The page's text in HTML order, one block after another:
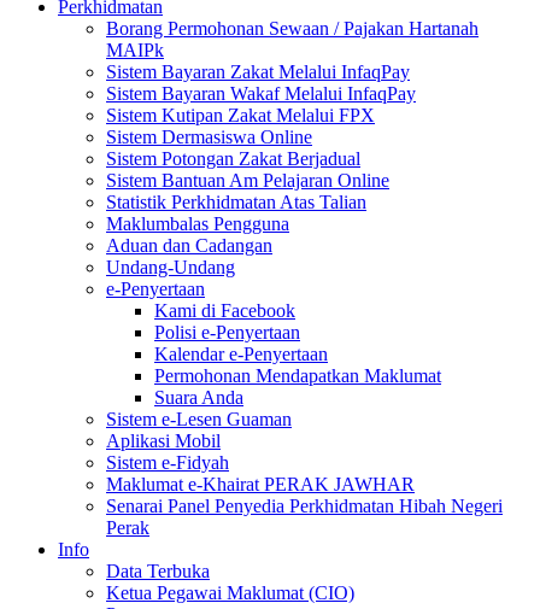
Perkhidmatan
Borang Permohonan Sewaan / Pajakan Hartanah
MAIPk
Sistem Bayaran Zakat Melalui InfaqPay
Sistem Bayaran Wakaf Melalui InfaqPay
Sistem Kutipan Zakat Melalui FPX
Sistem Dermasiswa Online
Sistem Potongan Zakat Berjadual
Sistem Bantuan Am Pelajaran Online
Statistik Perkhidmatan Atas Talian
Maklumbalas Pengguna
Aduan dan Cadangan
Undang-Undang
e-Penyertaan
Kami di Facebook
Polisi e-Penyertaan
Kalendar e-Penyertaan
Permohonan Mendapatkan Maklumat
Suara Anda
Sistem e-Lesen Guaman
Aplikasi Mobil
Sistem e-Fidyah
Maklumat e-Khairat PERAK JAWHAR
Senarai Panel Penyedia Perkhidmatan Hibah Negeri
Perak
Info
Data Terbuka
Ketua Pegawai Maklumat (CIO)